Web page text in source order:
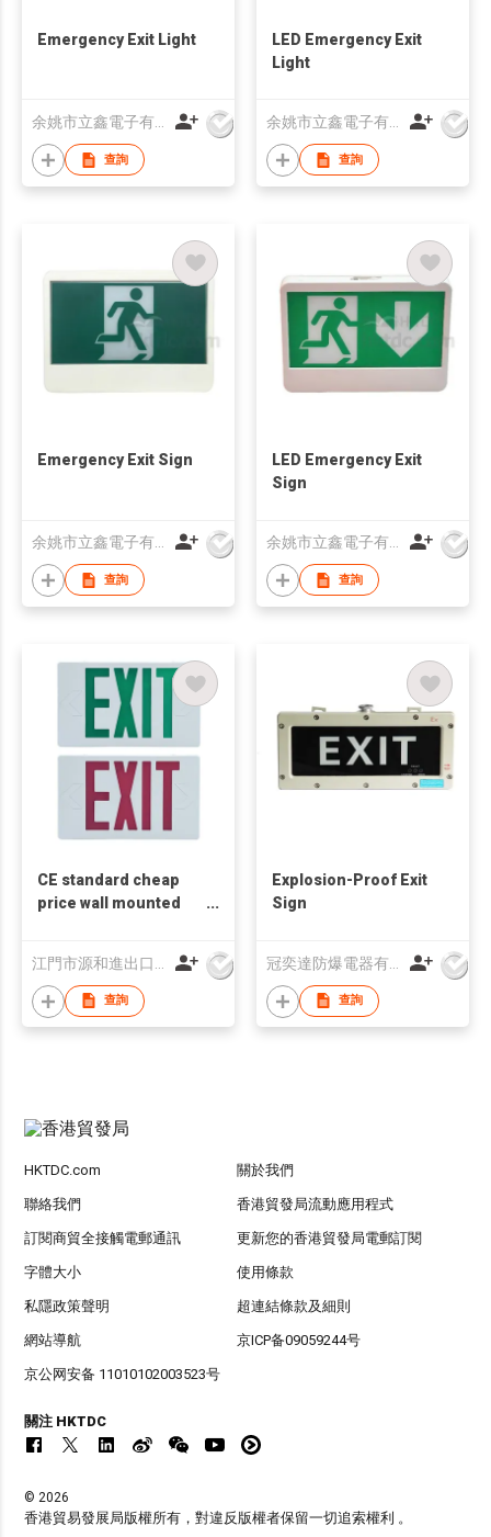
Emergency Exit Light
查詢
LED Emergency Exit
Light
查詢
Emergency Exit Sign
余姚市立鑫電子有限公司
查詢
LED Emergency Exit
Sign
余姚市立鑫電子有限公司
查詢
CE standard cheap
price wall mounted
查詢
Explosion-Proof Exit
Sign
查詢
HKTDC.com 關於我們
聯絡我們 香港貿發局流動應用程式
訂閱商貿全接觸電郵通訊 更新您的香港貿發局電郵訂閱
字體大小 使用條款
私隱政策聲明 超連結條款及細則
網站導航 京ICP备09059244号
京公网安备 11010102003523号
關注 HKTDC
© 2026
香港貿易發展局版權所有，對違反版權者保留一切追索權利 。